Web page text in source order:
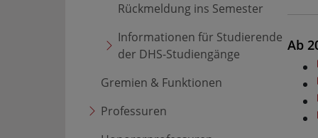
Rückmeldung ins Semester
Informationen für Studierende
der DHS-Studiengänge
Gremien & Funktionen
Professuren
Ab